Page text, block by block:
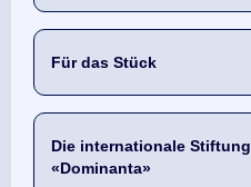
Für das Stück
Die internationale Stiftung
«Dominanta»